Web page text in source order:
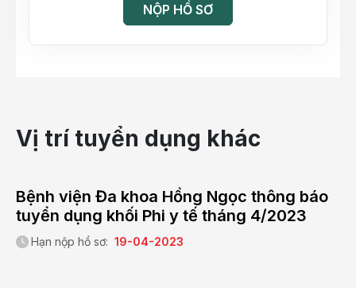
NỘP HỒ SƠ
Vị trí tuyển dụng khác
Bệnh viện Đa khoa Hồng Ngọc thông báo
tuyển dụng khối Phi y tế tháng 4/2023
Hạn nộp hồ sơ: 19-04-2023